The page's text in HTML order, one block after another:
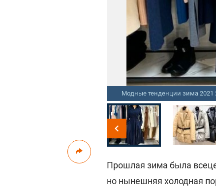
Модные тенденции зима 2021
Прошлая зима была
но нынешняя холодная